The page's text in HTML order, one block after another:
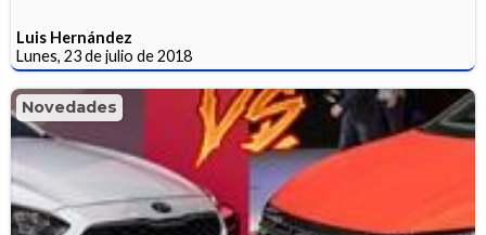
Luis Hernández
Lunes, 23 de julio de 2018
Novedades